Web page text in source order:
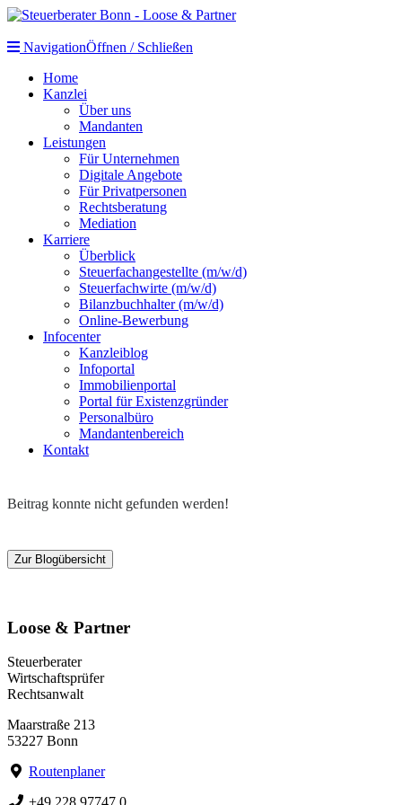
NavigationÖffnen / Schließen
Home
Kanzlei
Über uns
Mandanten
Leistungen
Für Unternehmen
Digitale Angebote
Für Privatpersonen
Rechtsberatung
Mediation
Karriere
Überblick
Steuerfachangestellte (m/w/d)
Steuerfachwirte (m/w/d)
Bilanzbuchhalter (m/w/d)
Online-Bewerbung
Infocenter
Kanzleiblog
Infoportal
Immobilienportal
Portal für Existenzgründer
Personalbüro
Mandantenbereich
Kontakt
Beitrag konnte nicht gefunden werden!
Zur Blogübersicht
Loose & Partner
Steuerberater
Wirtschaftsprüfer
Rechtsanwalt
Maarstraße 213
53227 Bonn
Routenplaner